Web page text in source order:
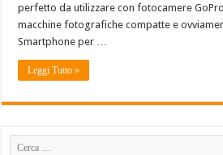
perfetto da utilizzare con fotocamere
macchine fotografiche compatte e
Smartphone per …
Leggi Tutto »